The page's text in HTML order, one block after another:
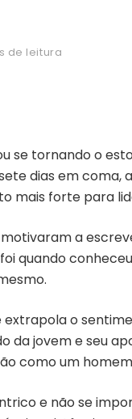
de leitura
se tornando o
dias em coma,
mais forte para
a
quando
extrapola o
da jovem e seu
como um
e não se